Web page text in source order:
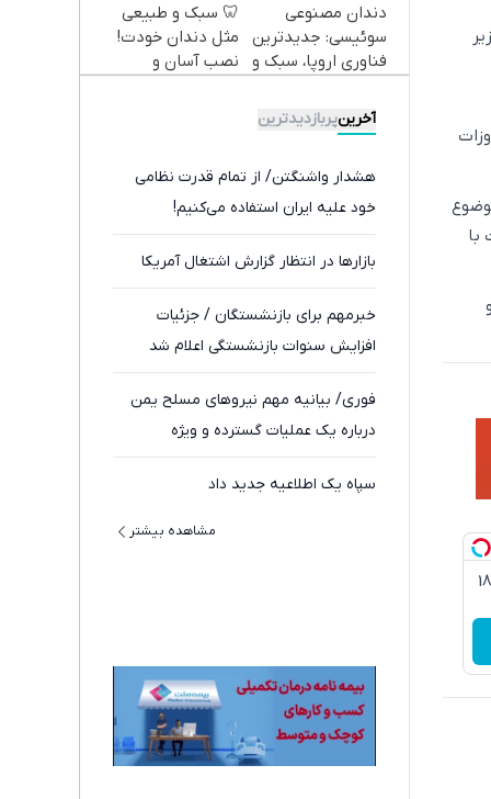
با
خانگی 180
رایگان+پرداخت
اقساطی😍
😍 | 📍تهران
دندان مصنوعی
سوئیسی: جدیدترین
فناوری اروپا، سبک و
قسطی
🦷 سبک و طبیعی
مثل دندان خودت!
نصب آسان و
آخرینپربازدیدترین
هشدار واشنگتن/ از تمام قدرت نظامی
خود علیه ایران استفاده می‌کنیم!
بازارها در انتظار گزارش اشتغال آمریکا
خبرمهم برای بازنشستگان / جزئیات
افزایش سنوات بازنشستگی اعلام شد
فوری/ بیانیه مهم نیروهای مسلح یمن
درباره یک عملیات گسترده و ویژه
سپاه یک اطلاعیه جدید داد
مشاهده بیشتر